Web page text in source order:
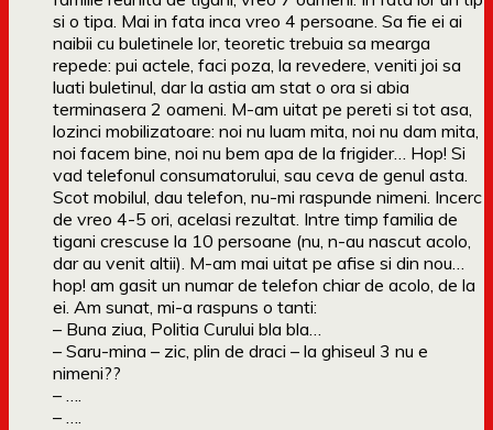
si o tipa. Mai in fata inca vreo 4 persoane. Sa fie ei ai
naibii cu buletinele lor, teoretic trebuia sa mearga
repede: pui actele, faci poza, la revedere, veniti joi sa
luati buletinul, dar la astia am stat o ora si abia
terminasera 2 oameni. M-am uitat pe pereti si tot asa,
lozinci mobilizatoare: noi nu luam mita, noi nu dam mita,
noi facem bine, noi nu bem apa de la frigider… Hop! Si
vad telefonul consumatorului, sau ceva de genul asta.
Scot mobilul, dau telefon, nu-mi raspunde nimeni. Incerc
de vreo 4-5 ori, acelasi rezultat. Intre timp familia de
tigani crescuse la 10 persoane (nu, n-au nascut acolo,
dar au venit altii). M-am mai uitat pe afise si din nou…
hop! am gasit un numar de telefon chiar de acolo, de la
ei. Am sunat, mi-a raspuns o tanti:
– Buna ziua, Politia Curului bla bla…
– Saru-mina – zic, plin de draci – la ghiseul 3 nu e
nimeni??
– ….
– ….